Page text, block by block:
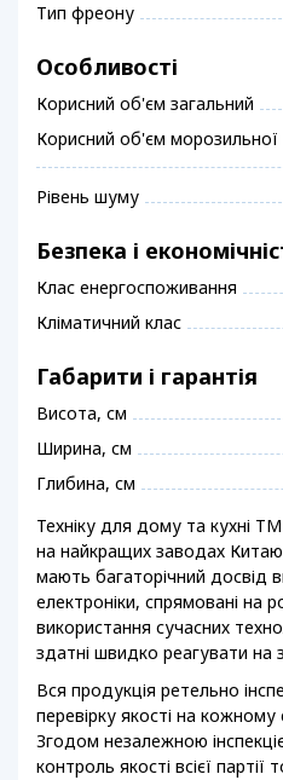
Тип фреону
Особливості
Корисний об'єм загальний
Корисний об'єм морозильної
Рівень шуму
Безпека і
Клас енергоспоживання
Кліматичний клас
Габарити і гарантія
Висота, см
Ширина, см
Глибина, см
Техніку для дому та кухні
на найкращих заводах
мають багаторічний досвід
електроніки, спрямовані на
використання сучасних
здатні швидко реагувати на
Вся продукція ретельно
перевірку якості на
Згодом незалежною
контроль якості всієї партії